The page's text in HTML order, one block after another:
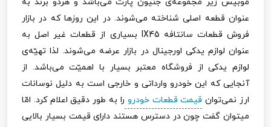
موبیس زیر مجموعه‌ی جنیون پارت می‌باشد و هردو برند به
عنوان قطعه اصلی شناخته می‌شوند. در این روزها که در بازار
فروش قطعات سانتافه IX45 بسیاری از قطعات غیر اصل به
عنوان لوازم یدکی اورجینال در بازار عرضه می‌شوند. لذا تهیّه‌ی
لوازم یدکی از فروشگاه معتبر بسیار با اهمیّت می‌باشد. از
آنجایی که این خودرو وارداتی و خارجی است به دلیل نوسانات
ارز نمی‌توان قیمت‌ قطعات خودرو را به طور دقیق اعلام کرد. امّا
میتوان گفت چون در دسترس هستند دارای قیمت بسیار بالایی